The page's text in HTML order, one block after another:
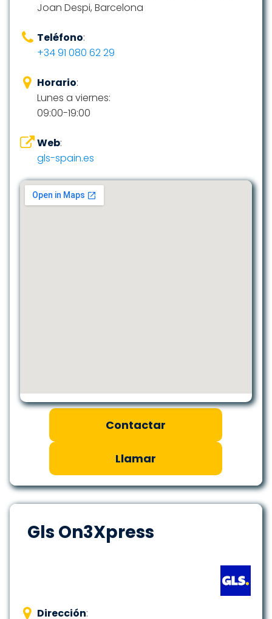
Joan Despi, Barcelona
Teléfono:
+34 91 080 62 29
Horario:
Lunes a viernes:
09:00-19:00
Web:
gls-spain.es
Contactar
Llamar
Gls On3Xpress
Dirección: